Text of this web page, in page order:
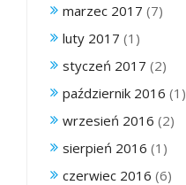
marzec 2017 (7)
luty 2017 (1)
styczeń 2017 (2)
październik 2016 (1)
wrzesień 2016 (2)
sierpień 2016 (1)
czerwiec 2016 (6)